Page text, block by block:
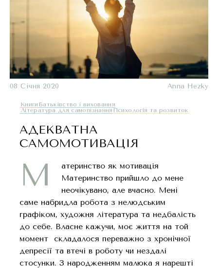
08 Січня 2020 Anna Hezky
Книги Батьківство і виховання
Література для самопізнанняПсихологія та розвиток
АДЕКВАТНА
САМОМОТИВАЦІЯ
М
атеринство як мотивація
Материнство прийшло до мене
неочікувано, але вчасно. Мені
саме набридла робота з нелюдським
графіком, художня література та недбалість
до себе. Власне кажучи, моє життя на той
момент складалося переважно з хронічної
депресії та втечі в роботу чи нездалі
стосунки. З народженням малюка я нарешті